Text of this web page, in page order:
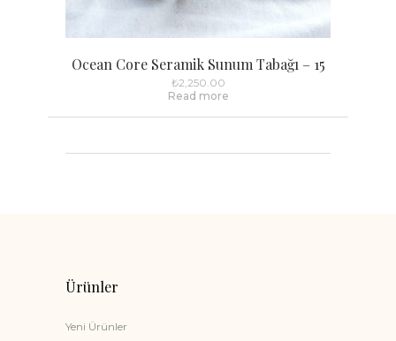
Ocean Core Seramik Sunum Tabağı – 15
₺2,250.00
Read more
Ürünler
Yeni Ürünler